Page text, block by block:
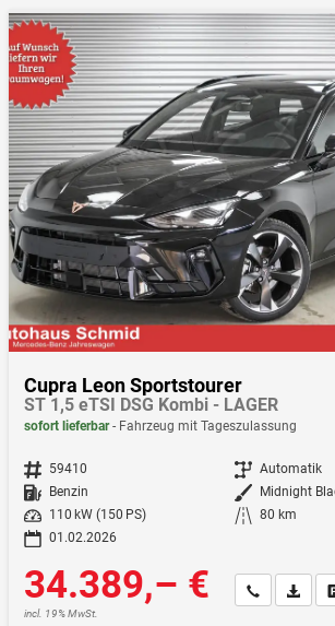
Cupra Leon Sportstourer
ST 1,5 eTSI DSG Kombi - LAGER
sofort lieferbar Fahrzeug mit Tageszulassung
Fahrzeugnr. 59410 Getriebe Automatik
Kraftstoff
Benzin Außenfarbe
Midnight
Leistung
110 kW (150 PS) Kilometerstand 80 km
01.02.2026
34.389,– €
incl. 19% MwSt.
Wir rufen Sie